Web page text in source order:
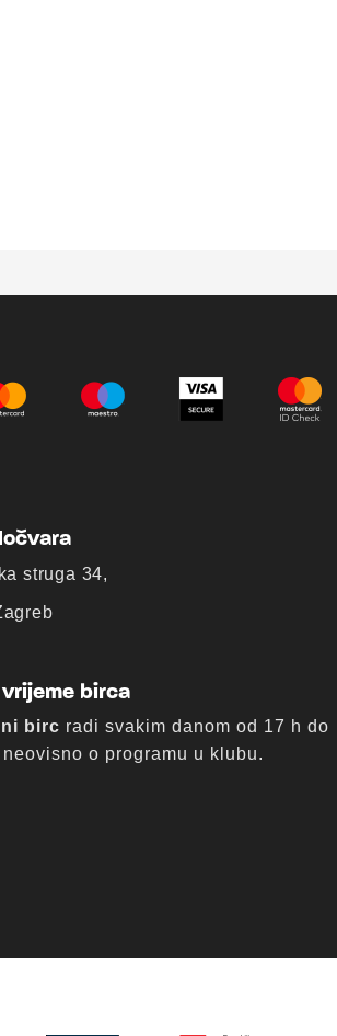
struga 34,
vrijeme birca
birc radi svakim danom od 17 h do
o programu u klubu.